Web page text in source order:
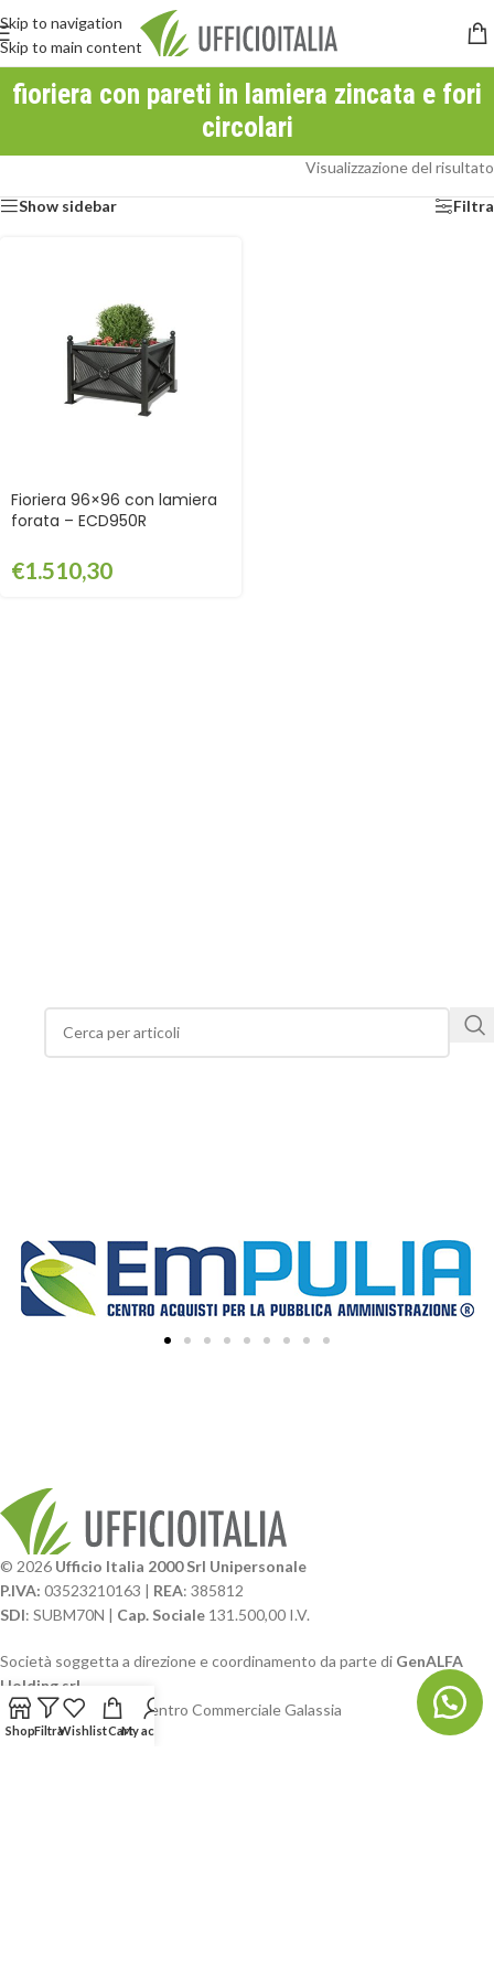
Skip to navigation
Skip to main content
fioriera con pareti in lamiera zincata e fori
circolari
Visualizzazione del risultato
Show sidebar Filtra
Fioriera 96×96 con lamiera
forata – ECD950R
€1.510,30
© 2026 Ufficio Italia 2000 Srl Unipersonale
P.IVA: 03523210163 | REA: 385812
SDI: SUBM70N | Cap. Sociale 131.500,00 I.V.
Società soggetta a direzione e coordinamento da parte di GenALFA
Holding srl
Via A. Ponti n. 4 – Centro Commerciale Galassia
24126 Bergamo
ShopFiltraWishlistCartMy account